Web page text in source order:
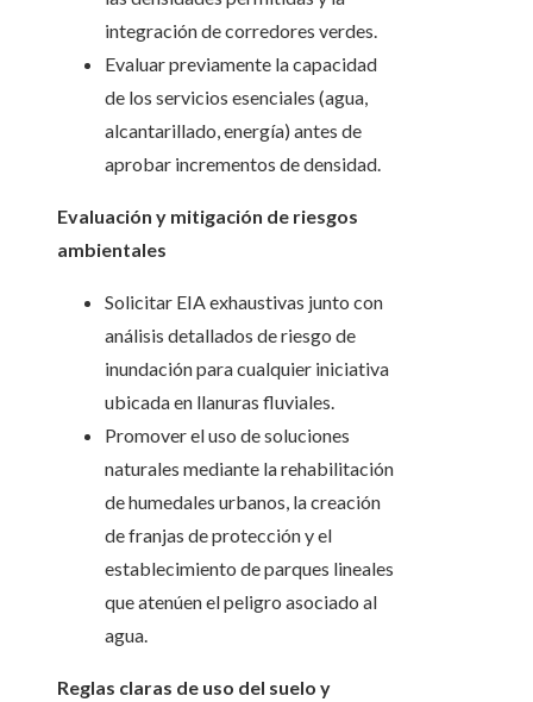
integración de corredores verdes.
Evaluar previamente la capacidad
de los servicios esenciales (agua,
alcantarillado, energía) antes de
aprobar incrementos de densidad.
Evaluación y mitigación de riesgos
ambientales
Solicitar EIA exhaustivas junto con
análisis detallados de riesgo de
inundación para cualquier iniciativa
ubicada en llanuras fluviales.
Promover el uso de soluciones
naturales mediante la rehabilitación
de humedales urbanos, la creación
de franjas de protección y el
establecimiento de parques lineales
que atenúen el peligro asociado al
agua.
Reglas claras de uso del suelo y